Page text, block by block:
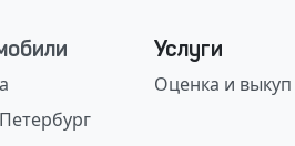
Услуги
Оценка и выкуп